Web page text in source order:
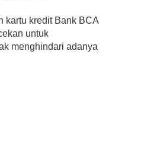
kartu kredit Bank BCA
untuk
menghindari adanya